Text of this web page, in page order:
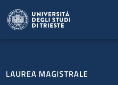
LAUREA MAGISTRALE